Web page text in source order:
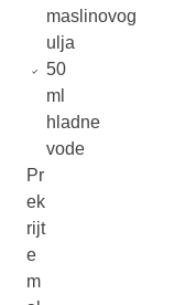
maslinovog
ulja
50
ml
hladne
vode
Pr
ek
rijt
e
m